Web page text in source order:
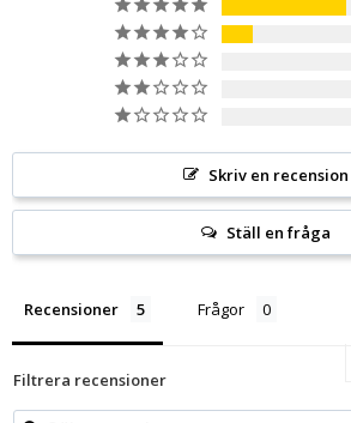
Skriv en recension
Ställ en fråga
Recensioner Frågor
Filtrera recensioner